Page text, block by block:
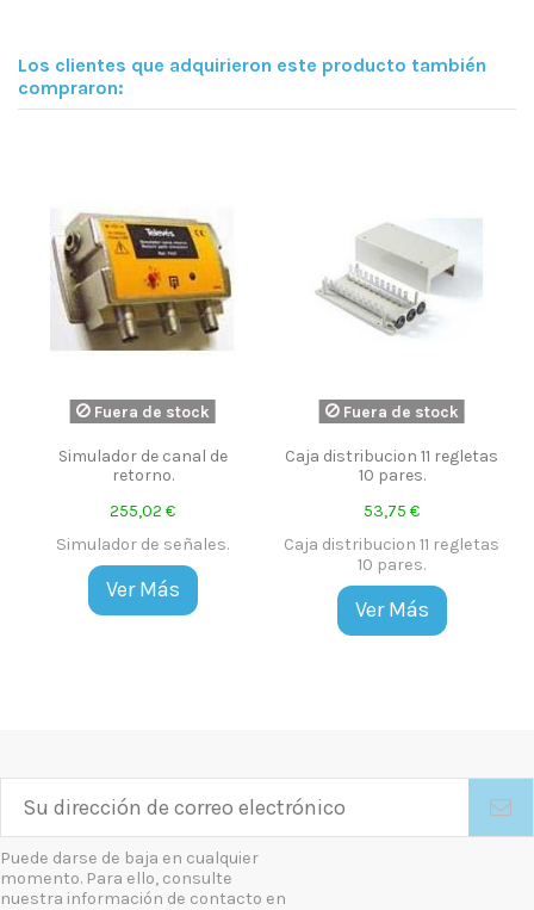
Los clientes que adquirieron este producto también
compraron:
Fuera de stock
Simulador de canal de
retorno.
255,02 €
Simulador de señales.
Ver Más
Fuera de stock
Caja distribucion 11 regletas
10 pares.
53,75 €
Caja distribucion 11 regletas
10 pares.
Ver Más
Puede darse de baja en cualquier
momento. Para ello, consulte
nuestra información de contacto en